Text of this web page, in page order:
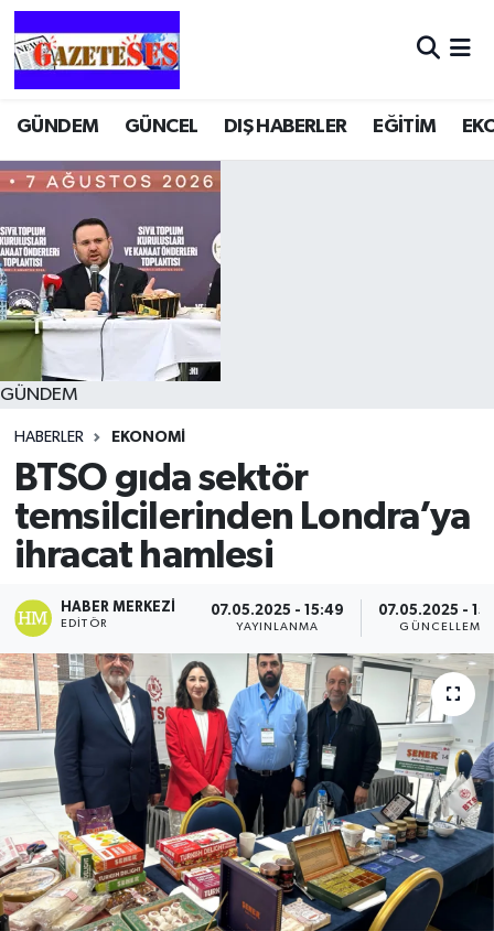
GÜNDEM GÜNCEL DIŞ HABERLER EĞİTİM
GÜNDEM
HABERLER EKONOMİ
BTSO gıda sektör
temsilcilerinden Londra’ya
ihracat hamlesi
HABER MERKEZI
EDITÖR
07.05.2025 - 15:49
YAYINLANMA
07.05.2025 -
GÜNCELLEME